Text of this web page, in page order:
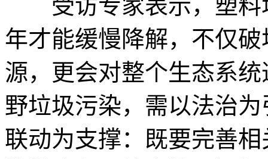
受访专家表示，塑料
年才能缓慢降解，不仅
源，更会对整个生态系
野垃圾污染，需以法治
联动为支撑：既要完善